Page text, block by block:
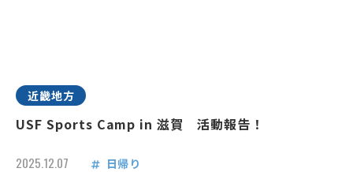
近畿地方
USF Sports Camp in 滋賀 活動報告！
2025.12.07 日帰り